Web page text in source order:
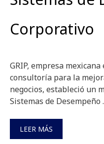
Corporativo
GRIP, empresa
consultoría para la
negocios, estableció un
Sistemas de Desempeño
LEER MÁS